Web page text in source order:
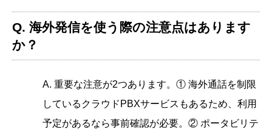
Q. 海外発信を使う際の注意点はあります
か？
A. 重要な注意が2つあります。① 海外通話を制限
しているクラウドPBXサービスもあるため、利用
予定があるなら事前確認が必要。② ポータビリテ